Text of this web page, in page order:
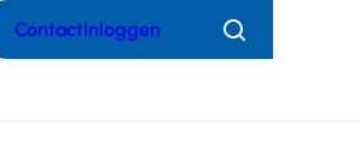
ContactInloggen Zoeken